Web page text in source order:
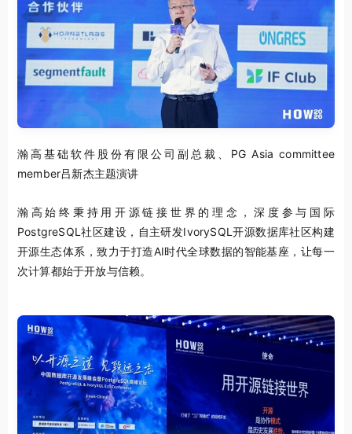
瀚高基础软件股份有限公司副总裁、PG Asia committee
member吕新杰主题演讲
瀚高始终秉持用开源链接世界的理念，深度参与国际
PostgreSQL社区建设，自主研发IvorySQL开源数据库社区构建
开源生态体系，致力于打造AI时代全球数据的智能基座，让每一
次计算都始于开放与信赖。